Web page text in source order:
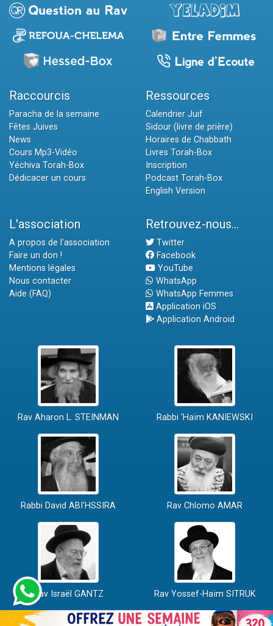
Raccourcis
Paracha de la semaine
Fêtes Juives
News
Cours Mp3-Vidéo
Yéchiva Torah-Box
Dédicacer un cours
Ressources
Calendrier Juif
Sidour (livre de prière)
Horaires de Chabbath
Livres Torah-Box
Inscription
Podcast Torah-Box
English Version
L'association
A propos de l'association
Faire un don !
Mentions légales
Nous contacter
Aide (FAQ)
Retrouvez-nous...
Twitter
Facebook
YouTube
WhatsApp
WhatsApp Femmes
Application iOS
Application Android
Rav Aharon L. STEINMAN Rabbi 'Haïm KANIEWSKI
Rabbi David ABI'HSSIRA Rav Chlomo AMAR
Rav Israël GANTZ Rav Yossef-Haïm SITRUK